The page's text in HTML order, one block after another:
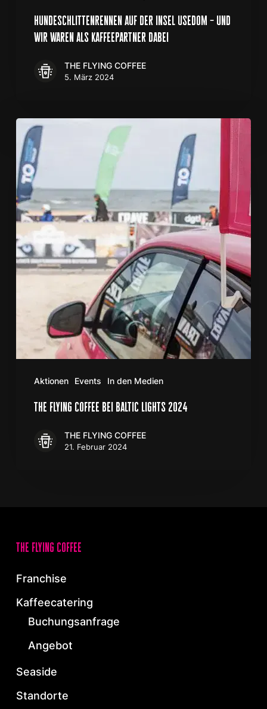
hundeschlittenrennen auf der insel usedom – und
wir waren als kaffeepartner dabei
THE FLYING COFFEE
5. März 2024
Aktionen Events In den Medien
THE
FLYING
COFFEE
bei
Baltic
Lights
2024
the flying coffee bei baltic lights 2024
THE FLYING COFFEE
21. Februar 2024
the flying coffee
Franchise
Kaffeecatering
Buchungsanfrage
Angebot
Seaside
Standorte